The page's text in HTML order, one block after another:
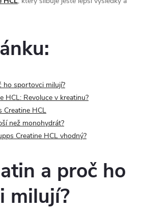
ho sportovci milují?
HCL: Revoluce v kreatinu?
Creatine HCL
než monohydrát?
Creatine HCL vhodný?
a proč ho
milují?